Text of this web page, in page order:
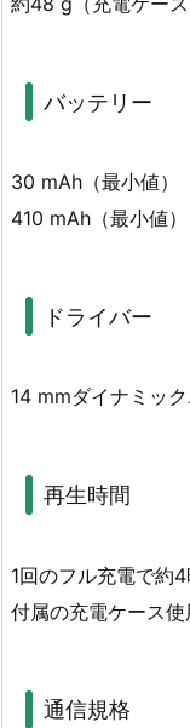
バッテリー
30 mAh（最小値）
410 mAh（最小値）
ドライバー
14 mmダイナミック
再生時間
1回のフル充電で約
付属の充電ケース
通信規格